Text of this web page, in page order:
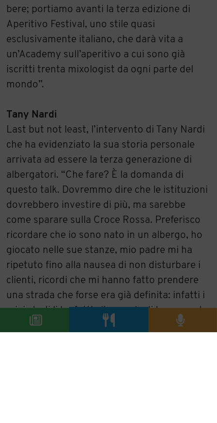
bere; portiamo avanti la terza edizione di
Aperitivo Festival, uno stile quasi
esclusivamente italiano, che darà vita a
un’Academy sull’aperitivo a cui sono già
iscritti trenta mixologist da ogni parte del
mondo”.
Tany Nardi
Last but not least, l’intervento di Tany Nardi
che ha evidenziato la sua storia personale
arrivata ad essere la terza generazione di
albergatori. “Che fare? È la domanda di
questo talk. Dovremmo dire che le istituzioni
dovrebbero investire di più, ma sarebbe
come sparare sulla Croce Rossa. Preferisco
ricordare che io sono nato in un albergo, ho
giocato nelle sue stanze, mio padre mi ha
ripetuto fino alla nausea di non disturbare i
clienti, ricordi che mi hanno fatto prendere
una strada che forse era già definita: infatti i
miei studi li ho fatti alla scuola di Losanna, la
più prestigiosa istituzione nel mondo